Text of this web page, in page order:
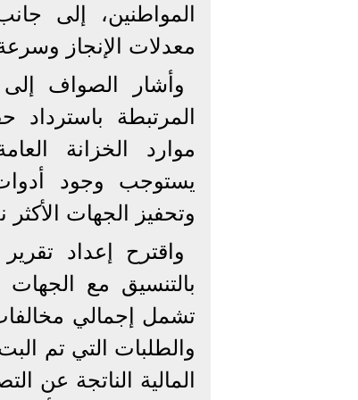
المواطنين، إلى
معدلات الإنجاز
وأشار الصواف
المرتبطة باسترداد
موارد الخزانة
يستوجب وجود
وتحفيز الجهات الأكثر
واقترح إعداد
بالتنسيق مع
تشمل إجمالي مخالفات
والطلبات التي تم
المالية الناتجة عن